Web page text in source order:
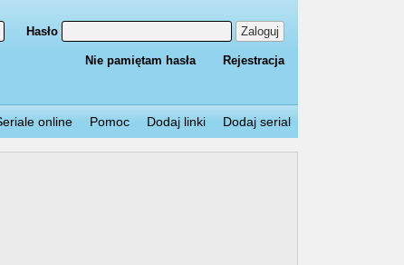
Hasło Zaloguj
Nie pamiętam hasła Rejestracja
online Pomoc Dodaj linki Dodaj serial